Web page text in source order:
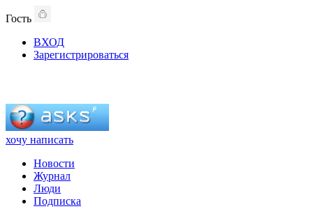
Гость
ВХОД
Зарегистрироваться
хочу написать
Новости
Журнал
Люди
Подписка